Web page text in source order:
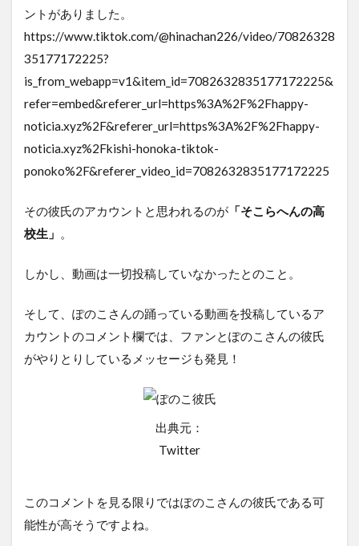
ントがありました。
https://www.tiktok.com/@hinachan226/video/70826328
35177172225?
is_from_webapp=v1&item_id=7082632835177172225&
refer=embed&referer_url=https%3A%2F%2Fhappy-
noticia.xyz%2F&referer_url=https%3A%2F%2Fhappy-
noticia.xyz%2Fkishi-honoka-tiktok-
ponoko%2F&referer_video_id=7082632835177172225
その彼氏のアカウントと思われるのが 「そこらへんの高
校生」 。
しかし、動画は一切投稿していなかったとのこと。
そして、ぽのこさんの踊っている動画を投稿しているア
カウントのコメント欄では、ファンとぽのこさんの彼氏
がやりとりしているメッセージも発見！
出典元：
Twitter
このコメントを見る限りではぽのこさんの彼氏である可
能性が高そうですよね。